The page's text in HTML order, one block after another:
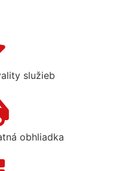
služieb
obhliadka